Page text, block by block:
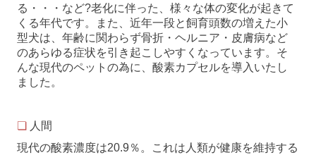
る・・・など?老化に伴った、様々な体の変化が起きて
くる年代です。また、近年一段と飼育頭数の増えた小
型犬は、年齢に関わらず骨折・ヘルニア・皮膚病など
のあらゆる症状を引き起こしやすくなっています。そ
んな現代のペットの為に、酸素カプセルを導入いたし
ました。
❏ 人間
現代の酸素濃度は20.9％。これは人類が健康を維持する